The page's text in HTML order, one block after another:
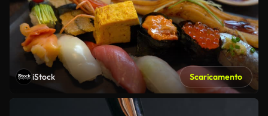
iStock Scaricamento